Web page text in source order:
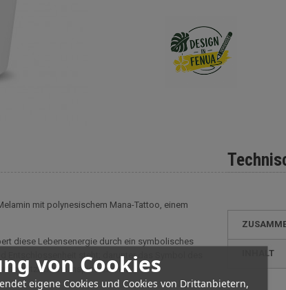
von Cookies
eigene Cookies und Cookies von Drittanbietern,
INHALT
mit polynesischem Mana-Tattoo, einem
diese Lebensenergie durch ein symbolisches
steht; darunter das Symbol des
nützlich wie inspirierend ist.